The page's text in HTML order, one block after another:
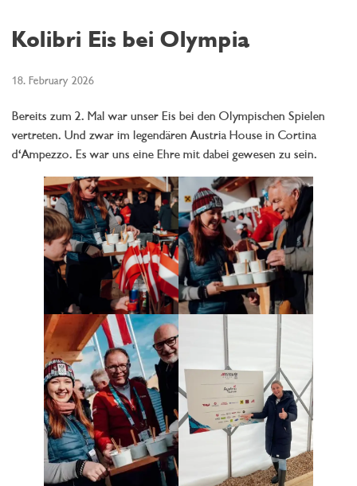
Kolibri Eis bei Olympia
18. February 2026
Bereits zum 2. Mal war unser Eis bei den Olympischen Spielen
vertreten. Und zwar im legendären Austria House in Cortina
d‘Ampezzo. Es war uns eine Ehre mit dabei gewesen zu sein.